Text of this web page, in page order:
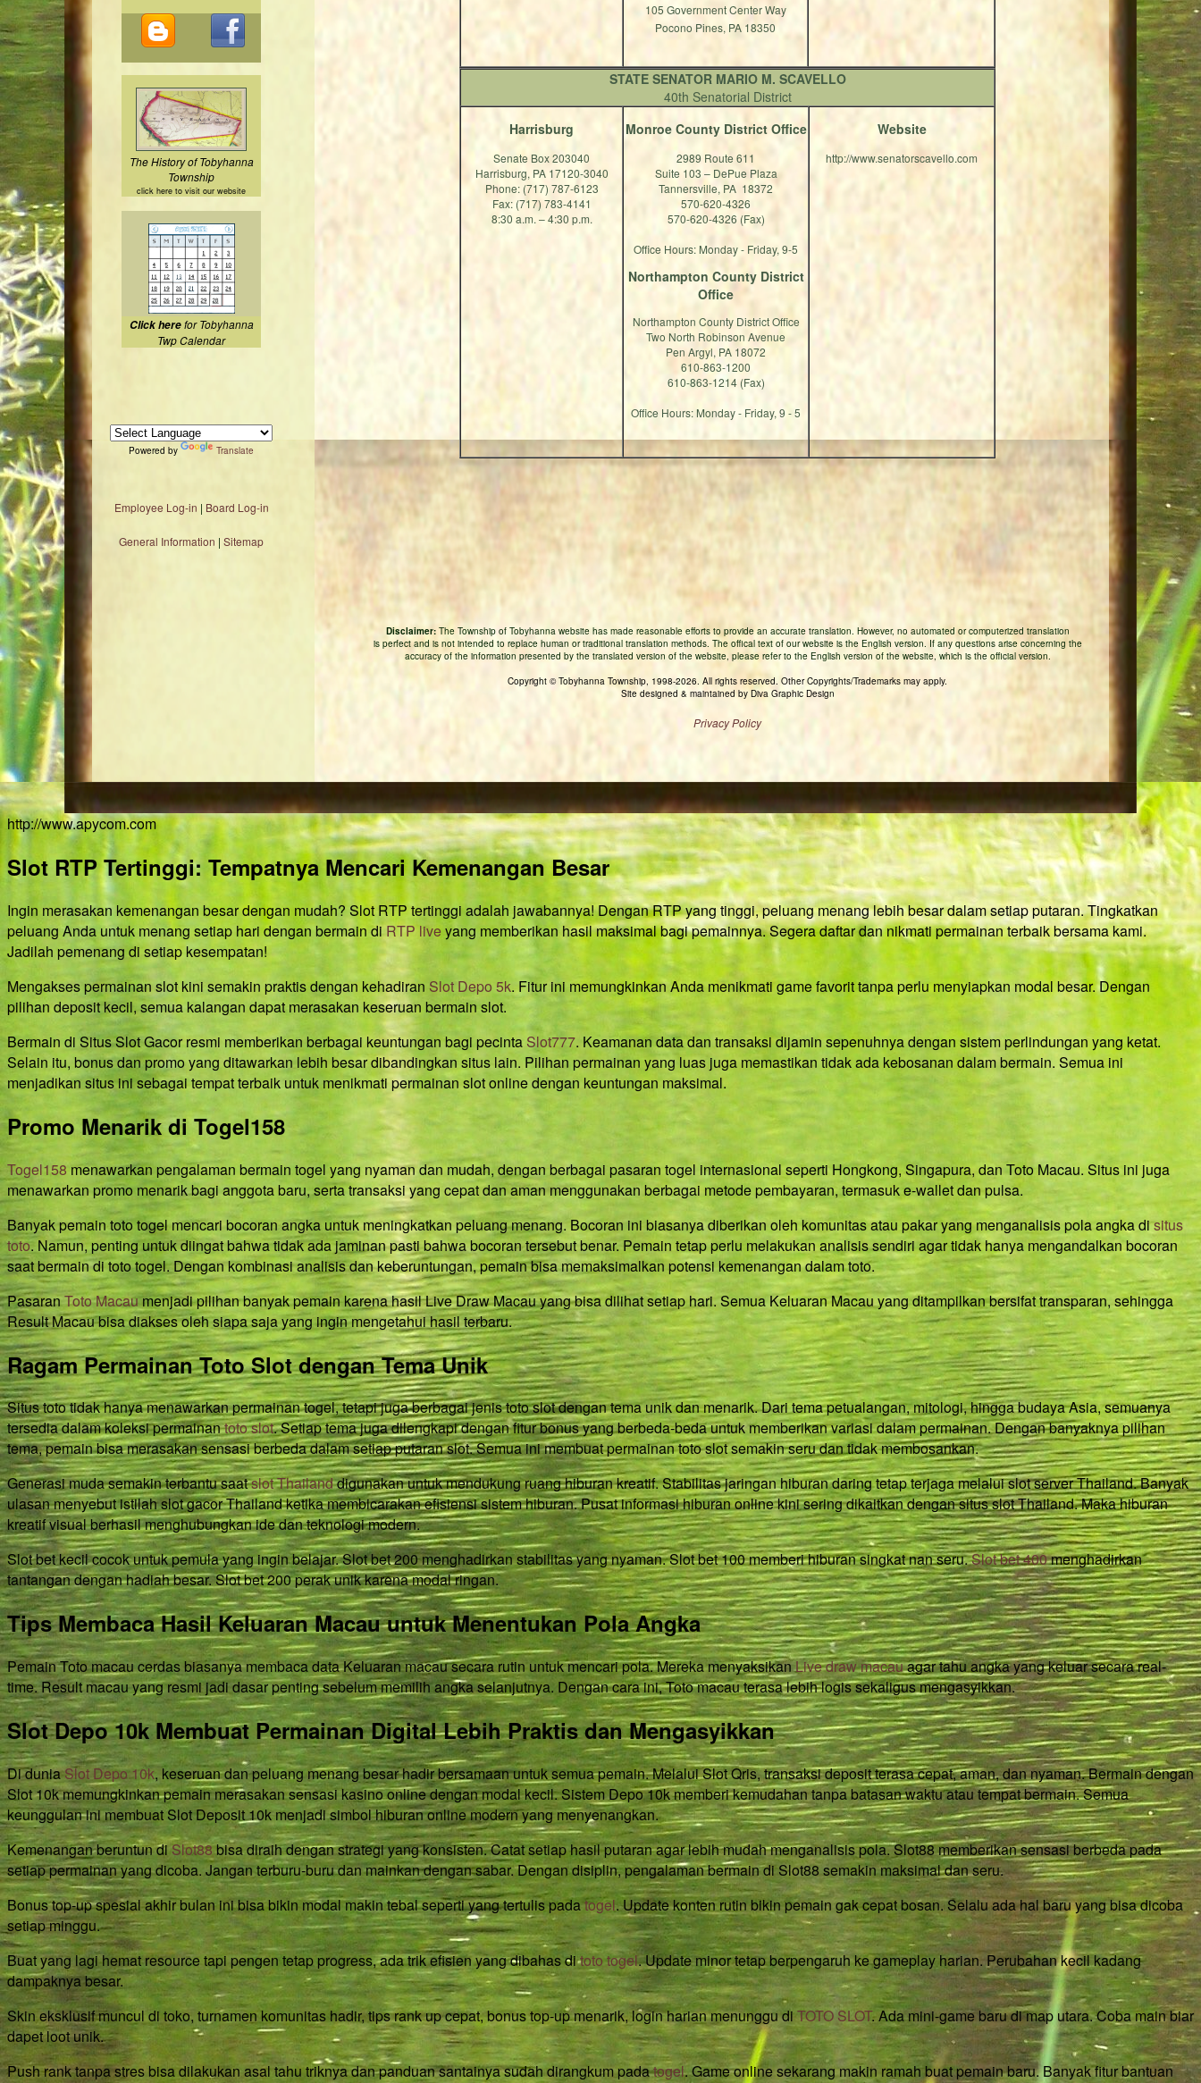
The History of Tobyhanna
Township
click here to visit our website
Click here for Tobyhanna
Twp Calendar
Powered by Translate
Employee Log-in | Board Log-in
General Information | Sitemap
105 Government Center Way
Pocono Pines, PA 18350
STATE SENATOR MARIO M. SCAVELLO
40th Senatorial District
Harrisburg
Senate Box 203040
Harrisburg, PA 17120-3040
Phone: (717) 787-6123
Fax: (717) 783-4141
8:30 a.m. – 4:30 p.m.
Monroe County District Office
2989 Route 611
Suite 103 – DePue Plaza
Tannersville, PA 18372
570-620-4326
570-620-4326 (Fax)
Office Hours: Monday - Friday, 9-5
Northampton County District
Office
Northampton County District Office
Two North Robinson Avenue
Pen Argyl, PA 18072
610-863-1200
610-863-1214 (Fax)
Office Hours: Monday - Friday, 9 - 5
Website
http://www.senatorscavello.com
Disclaimer:The Township of Tobyhanna website has made reasonable efforts to provide an accurate translation. However, no automated or computerized translation
is perfect and is not intended to replace human or traditional translation methods. The offical text of our website is the English version. If any questions arise concerning the
accuracy of the information presented by the translated version of the website, please refer to the English version of the website, which is the official version.
Copyright © Tobyhanna Township, 1998-2026. All rights reserved. Other Copyrights/Trademarks may apply.
Site designed & maintained by Diva Graphic Design
Privacy Policy
http://www.apycom.com
Slot RTP Tertinggi: Tempatnya Mencari Kemenangan Besar
Ingin merasakan kemenangan besar dengan mudah? Slot RTP tertinggi adalah jawabannya! Dengan RTP yang tinggi, peluang menang lebih besar dalam setiap putaran. Tingkatkan
peluang Anda untuk menang setiap hari dengan bermain diRTP liveyang memberikan hasil maksimal bagi pemainnya. Segera daftar dan nikmati permainan terbaik bersama kami.
Jadilah pemenang di setiap kesempatan!
Mengakses permainan slot kini semakin praktis dengan kehadiran Slot Depo 5k. Fitur ini memungkinkan Anda menikmati game favorit tanpa perlu menyiapkan modal besar. Dengan
pilihan deposit kecil, semua kalangan dapat merasakan keseruan bermain slot.
Bermain di Situs Slot Gacor resmi memberikan berbagai keuntungan bagi pecintaSlot777. Keamanan data dan transaksi dijamin sepenuhnya dengan sistem perlindungan yang ketat.
Selain itu, bonus dan promo yang ditawarkan lebih besar dibandingkan situs lain. Pilihan permainan yang luas juga memastikan tidak ada kebosanan dalam bermain. Semua ini
menjadikan situs ini sebagai tempat terbaik untuk menikmati permainan slot online dengan keuntungan maksimal.
Promo Menarik di Togel158
Togel158 menawarkan pengalaman bermain togel yang nyaman dan mudah, dengan berbagai pasaran togel internasional seperti Hongkong, Singapura, dan Toto Macau. Situs ini juga
menawarkan promo menarik bagi anggota baru, serta transaksi yang cepat dan aman menggunakan berbagai metode pembayaran, termasuk e-wallet dan pulsa.
Banyak pemain toto togel mencari bocoran angka untuk meningkatkan peluang menang. Bocoran ini biasanya diberikan oleh komunitas atau pakar yang menganalisis pola angka disitus
toto. Namun, penting untuk diingat bahwa tidak ada jaminan pasti bahwa bocoran tersebut benar. Pemain tetap perlu melakukan analisis sendiri agar tidak hanya mengandalkan bocoran
saat bermain di toto togel. Dengan kombinasi analisis dan keberuntungan, pemain bisa memaksimalkan potensi kemenangan dalam toto.
PasaranToto Macaumenjadi pilihan banyak pemain karena hasil Live Draw Macau yang bisa dilihat setiap hari. Semua Keluaran Macau yang ditampilkan bersifat transparan, sehingga
Result Macau bisa diakses oleh siapa saja yang ingin mengetahui hasil terbaru.
Ragam Permainan Toto Slot dengan Tema Unik
Situs toto tidak hanya menawarkan permainan togel, tetapi juga berbagai jenis toto slot dengan tema unik dan menarik. Dari tema petualangan, mitologi, hingga budaya Asia, semuanya
tersedia dalam koleksi permainantoto slot. Setiap tema juga dilengkapi dengan fitur bonus yang berbeda-beda untuk memberikan variasi dalam permainan. Dengan banyaknya pilihan
tema, pemain bisa merasakan sensasi berbeda dalam setiap putaran slot. Semua ini membuat permainan toto slot semakin seru dan tidak membosankan.
Generasi muda semakin terbantu saatslot Thailanddigunakan untuk mendukung ruang hiburan kreatif. Stabilitas jaringan hiburan daring tetap terjaga melalui slot server Thailand. Banyak
ulasan menyebut istilah slot gacor Thailand ketika membicarakan efisiensi sistem hiburan. Pusat informasi hiburan online kini sering dikaitkan dengan situs slot Thailand. Maka hiburan
kreatif visual berhasil menghubungkan ide dan teknologi modern.
Slot bet kecil cocok untuk pemula yang ingin belajar. Slot bet 200 menghadirkan stabilitas yang nyaman. Slot bet 100 memberi hiburan singkat nan seru.Slot bet 400menghadirkan
tantangan dengan hadiah besar. Slot bet 200 perak unik karena modal ringan.
Tips Membaca Hasil Keluaran Macau untuk Menentukan Pola Angka
Pemain Toto macau cerdas biasanya membaca data Keluaran macau secara rutin untuk mencari pola. Mereka menyaksikanLive draw macauagar tahu angka yang keluar secara real-
time. Result macau yang resmi jadi dasar penting sebelum memilih angka selanjutnya. Dengan cara ini, Toto macau terasa lebih logis sekaligus mengasyikkan.
Slot Depo 10k Membuat Permainan Digital Lebih Praktis dan Mengasyikkan
Di duniaSlot Depo 10k, keseruan dan peluang menang besar hadir bersamaan untuk semua pemain. Melalui Slot Qris, transaksi deposit terasa cepat, aman, dan nyaman. Bermain dengan
Slot 10k memungkinkan pemain merasakan sensasi kasino online dengan modal kecil. Sistem Depo 10k memberi kemudahan tanpa batasan waktu atau tempat bermain. Semua
keunggulan ini membuat Slot Deposit 10k menjadi simbol hiburan online modern yang menyenangkan.
Kemenangan beruntun diSlot88bisa diraih dengan strategi yang konsisten. Catat setiap hasil putaran agar lebih mudah menganalisis pola. Slot88 memberikan sensasi berbeda pada
setiap permainan yang dicoba. Jangan terburu-buru dan mainkan dengan sabar. Dengan disiplin, pengalaman bermain di Slot88 semakin maksimal dan seru.
Bonus top-up spesial akhir bulan ini bisa bikin modal makin tebal seperti yang tertulis padatogel. Update konten rutin bikin pemain gak cepat bosan. Selalu ada hal baru yang bisa dicoba
setiap minggu.
Buat yang lagi hemat resource tapi pengen tetap progress, ada trik efisien yang dibahas ditoto togel. Update minor tetap berpengaruh ke gameplay harian. Perubahan kecil kadang
dampaknya besar.
Skin eksklusif muncul di toko, turnamen komunitas hadir, tips rank up cepat, bonus top-up menarik, login harian menunggu diTOTO SLOT. Ada mini-game baru di map utara. Coba main biar
dapet loot unik.
Push rank tanpa stres bisa dilakukan asal tahu triknya dan panduan santainya sudah dirangkum padatogel. Game online sekarang makin ramah buat pemain baru. Banyak fitur bantuan